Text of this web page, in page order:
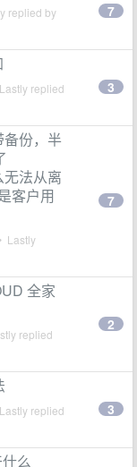
replied by 7
replied
3
份，半
法从离
客户用
• Lastly
7
全家
replied
2
replied
3
么